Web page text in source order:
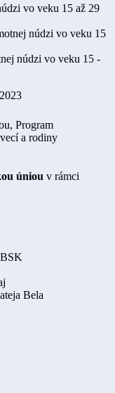
vo veku 15 až 29
núdzi vo veku 15
núdzi vo veku 15 -
úniou v rámci